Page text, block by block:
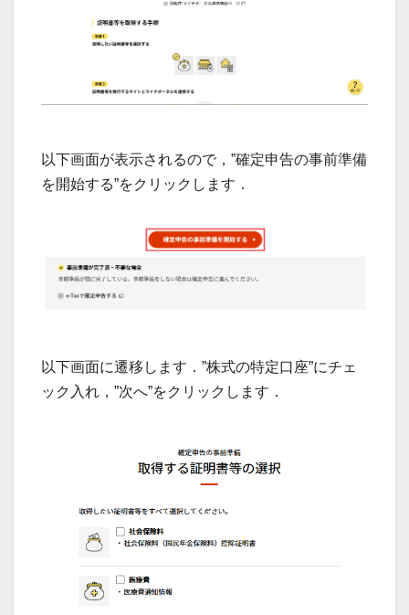
以下画面が表示されるので，”確定申告の事前準備
を開始する”をクリックします．
以下画面に遷移します．”株式の特定口座”にチェ
ック入れ，”次へ”をクリックします．